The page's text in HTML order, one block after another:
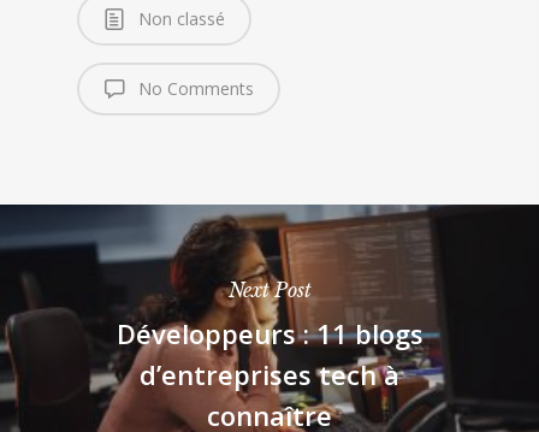
Non classé
No Comments
Next Post
Développeurs : 11 blogs
d’entreprises tech à
connaître